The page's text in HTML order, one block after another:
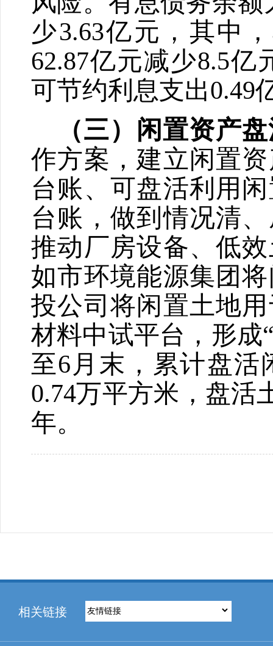
少3.63亿元，其中
62.87亿元减少8.5亿
可节约利息支出0.49
（三）闲置资产
作方案，建立闲置
台账、可盘活利用
台账，做到情况清
推动厂房设备、低
如市环境能源集团
投公司将闲置土地
材料中试平台，形成
至6 月末，累计盘活
0.74万平方米，盘活
年。
相关链接